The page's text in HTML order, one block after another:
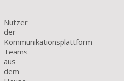
Nutzer
der
Kommunikationsplattform
Teams
aus
dem